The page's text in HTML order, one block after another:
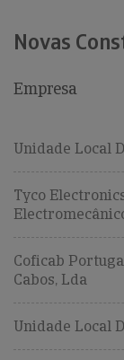
Novas
Empresa
Unidade Local
Tyco
Coficab
Cabos, Lda
Unidade Local